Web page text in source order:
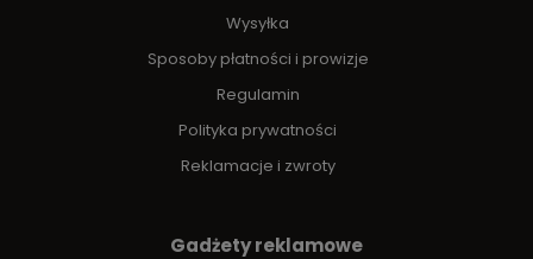
Wysyłka
Sposoby płatności i prowizje
Regulamin
Polityka prywatności
Reklamacje i zwroty
Gadżety reklamowe